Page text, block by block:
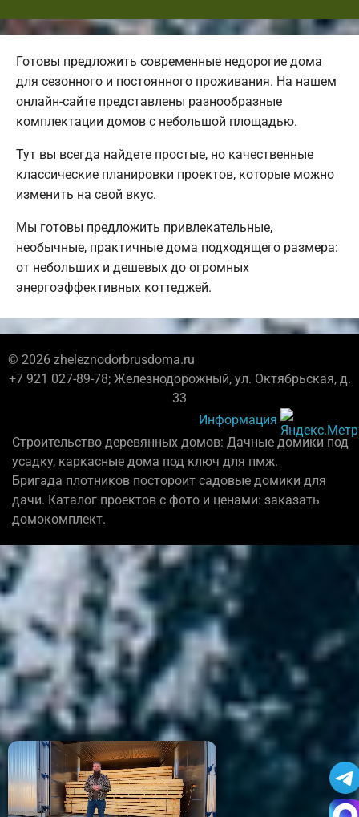
Готовы предложить современные недорогие дома
для сезонного и постоянного проживания. На нашем
онлайн-сайте представлены разнообразные
комплектации домов с небольшой площадью.
Тут вы всегда найдете простые, но качественные
классические планировки проектов, которые можно
изменить на свой вкус.
Мы готовы предложить привлекательные,
необычные, практичные дома подходящего размера:
от небольших и дешевых до огромных
энергоэффективных коттеджей.
© 2026 zheleznodorbrusdoma.ru
+7 921 027-89-78; Железнодорожный, ул. Октябрьская, д.
33
Информация
Строительство деревянных домов: Дачные домики под
усадку, каркасные дома под ключ для пмж.
Бригада плотников постороит садовые домики для
дачи. Каталог проектов с фото и ценами: заказать
домокомплект.